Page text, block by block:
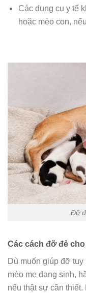
Các dụng cụ y tế
hoặc mèo con,
Đỡ
Các cách đỡ đẻ
Dù muốn giúp đỡ
mèo mẹ đang sinh,
nếu thật sự cần thiết.